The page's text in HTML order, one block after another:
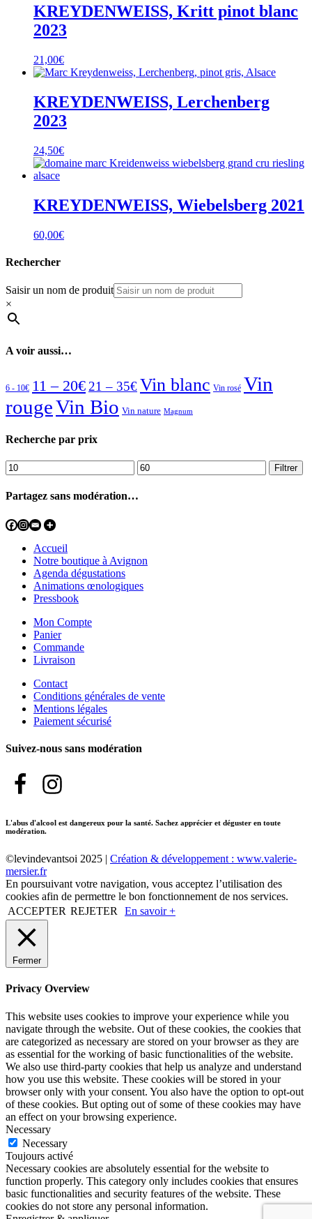
KREYDENWEISS, Kritt pinot blanc
2023
21,00€
KREYDENWEISS, Lerchenberg
2023
24,50€
KREYDENWEISS, Wiebelsberg 2021
60,00€
Rechercher
Saisir un nom de produit
×
A voir aussi…
6 - 10€ 11 – 20€ 21 – 35€Vin blanc Vin rosé Vin
rougeVin Bio Vin nature Magnum
Recherche par prix
Prix
min
Prix
max
Filtrer
Partagez sans modération…
Accueil
Notre boutique à Avignon
Agenda dégustations
Animations œnologiques
Pressbook
Mon Compte
Panier
Commande
Livraison
Contact
Conditions générales de vente
Mentions légales
Paiement sécurisé
Suivez-nous sans modération
L'abus d'alcool est dangereux pour la santé. Sachez apprécier et déguster en toute
modération.
©levindevantsoi 2025 | Création & développement : www.valerie-
mersier.fr
En poursuivant votre navigation, vous acceptez l’utilisation des
cookies afin de permettre le bon fonctionnement de nos services.
ACCEPTER REJETER En savoir +
Fermer
Privacy Overview
This website uses cookies to improve your experience while you
navigate through the website. Out of these cookies, the cookies that
are categorized as necessary are stored on your browser as they are
as essential for the working of basic functionalities of the website.
We also use third-party cookies that help us analyze and understand
how you use this website. These cookies will be stored in your
browser only with your consent. You also have the option to opt-out
of these cookies. But opting out of some of these cookies may have
an effect on your browsing experience.
Necessary
Necessary
Toujours activé
Necessary cookies are absolutely essential for the website to
function properly. This category only includes cookies that ensures
basic functionalities and security features of the website. These
cookies do not store any personal information.